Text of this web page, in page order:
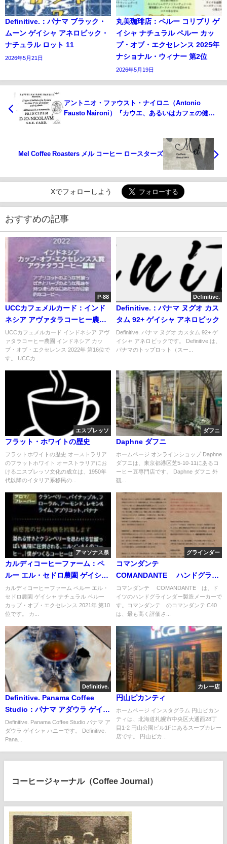
Definitive.：パナマ ブラック・
ムーン ゲイシャ アネロビック・
ナチュラル ロット 11
2026年5月21日
丸美珈琲店：ペルー コリブリ ゲ
イシャ ナチュラル ペルー カッ
プ・オブ・エクセレンス 2025年
ナショナル・ウィナー 第2位
2026年5月19日
アントニオ・ファウスト・ナイロニ（Antonio
Fausto Naironi）『カウエ、あるいはカフェの健康
Mel Coffee Roasters メル コーヒー ロースターズ
Xでフォローしよう
おすすめの記事
P-88
UCCカフェメルカード：インド
ネシア アヴァタラコーヒー農園
インドネシア カップ・オブ・エ
クセレンス 2022年 第16位
UCCカフェメルカード インドネシア アヴ
ァタラコーヒー農園 インドネシア カッ
プ・オブ・エクセレンス 2022年 第16位で
す。 UCCカ...
Definitive.
Definitive.：パナマ ヌグオ カス
タム 92+ ゲイシャ アネロビック
Definitive. パナマ ヌグオ カスタム 92+ ゲ
イシャ アネロビックです。 Definitive.は、
パナマのトップロット（スー...
エスプレッソ
フラット・ホワイトの歴史
フラットホワイトの歴史 オーストラリア
のフラットホワイト オーストラリアにお
けるエスプレッソ文化の成立は、1950年
代以降のイタリア系移民の...
ダフニ
Daphne ダフニ
ホームページ オンラインショップ Daphne
ダフニは、東京都港区芝5-10-11にあるコ
ーヒー豆専門店です。 Daphne ダフニ 外
観...
アマソナス県
カルディコーヒーファーム：ペ
ルー エル・セドロ農園 ゲイシャ
ナチュラル ペルー カップ・オ
ブ・エクセレンス 2021年 第10
位
カルディコーヒーファーム ペルー エル・
セドロ農園 ゲイシャ ナチュラル ペルー
カップ・オブ・エクセレンス 2021年 第10
位です。 カ...
グラインダー
コマンダンテ®
COMANDANTE® ハンドグライ
ンダー
コマンダンテ® COMANDANTE®は、ド
イツのハンドグラインダー製造メーカーで
す。コマンダンテ®のコマンダンテ C40
は、最も高く評価さ...
Definitive.
Definitive. Panama Coffee
Studio：パナマ アダウラ ゲイシ
ャ ハニー
Definitive. Panama Coffee Studio パナマ ア
ダウラ ゲイシャ ハニーです。 Definitive.
Pana...
カレー店
円山ピカンティ
ホームページ インスタグラム 円山ピカン
ティは、北海道札幌市中央区大通西28丁
目1-2 円山公園ビル1Fにあるスープカレー
店です。 円山ピカ...
コーヒージャーナル（Coffee Journal）